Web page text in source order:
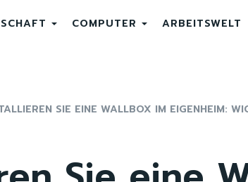
COMPUTER ARBEITSWELT
SIE EINE WALLBOX IM EIGENHEIM: